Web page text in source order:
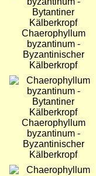
Chaerophyllum
byzantinum -
Byzantinischer
Kälberkropf
Bild
Chaerophyllum
byzantinum -
Byzantinischer
Kälberkropf
Bild